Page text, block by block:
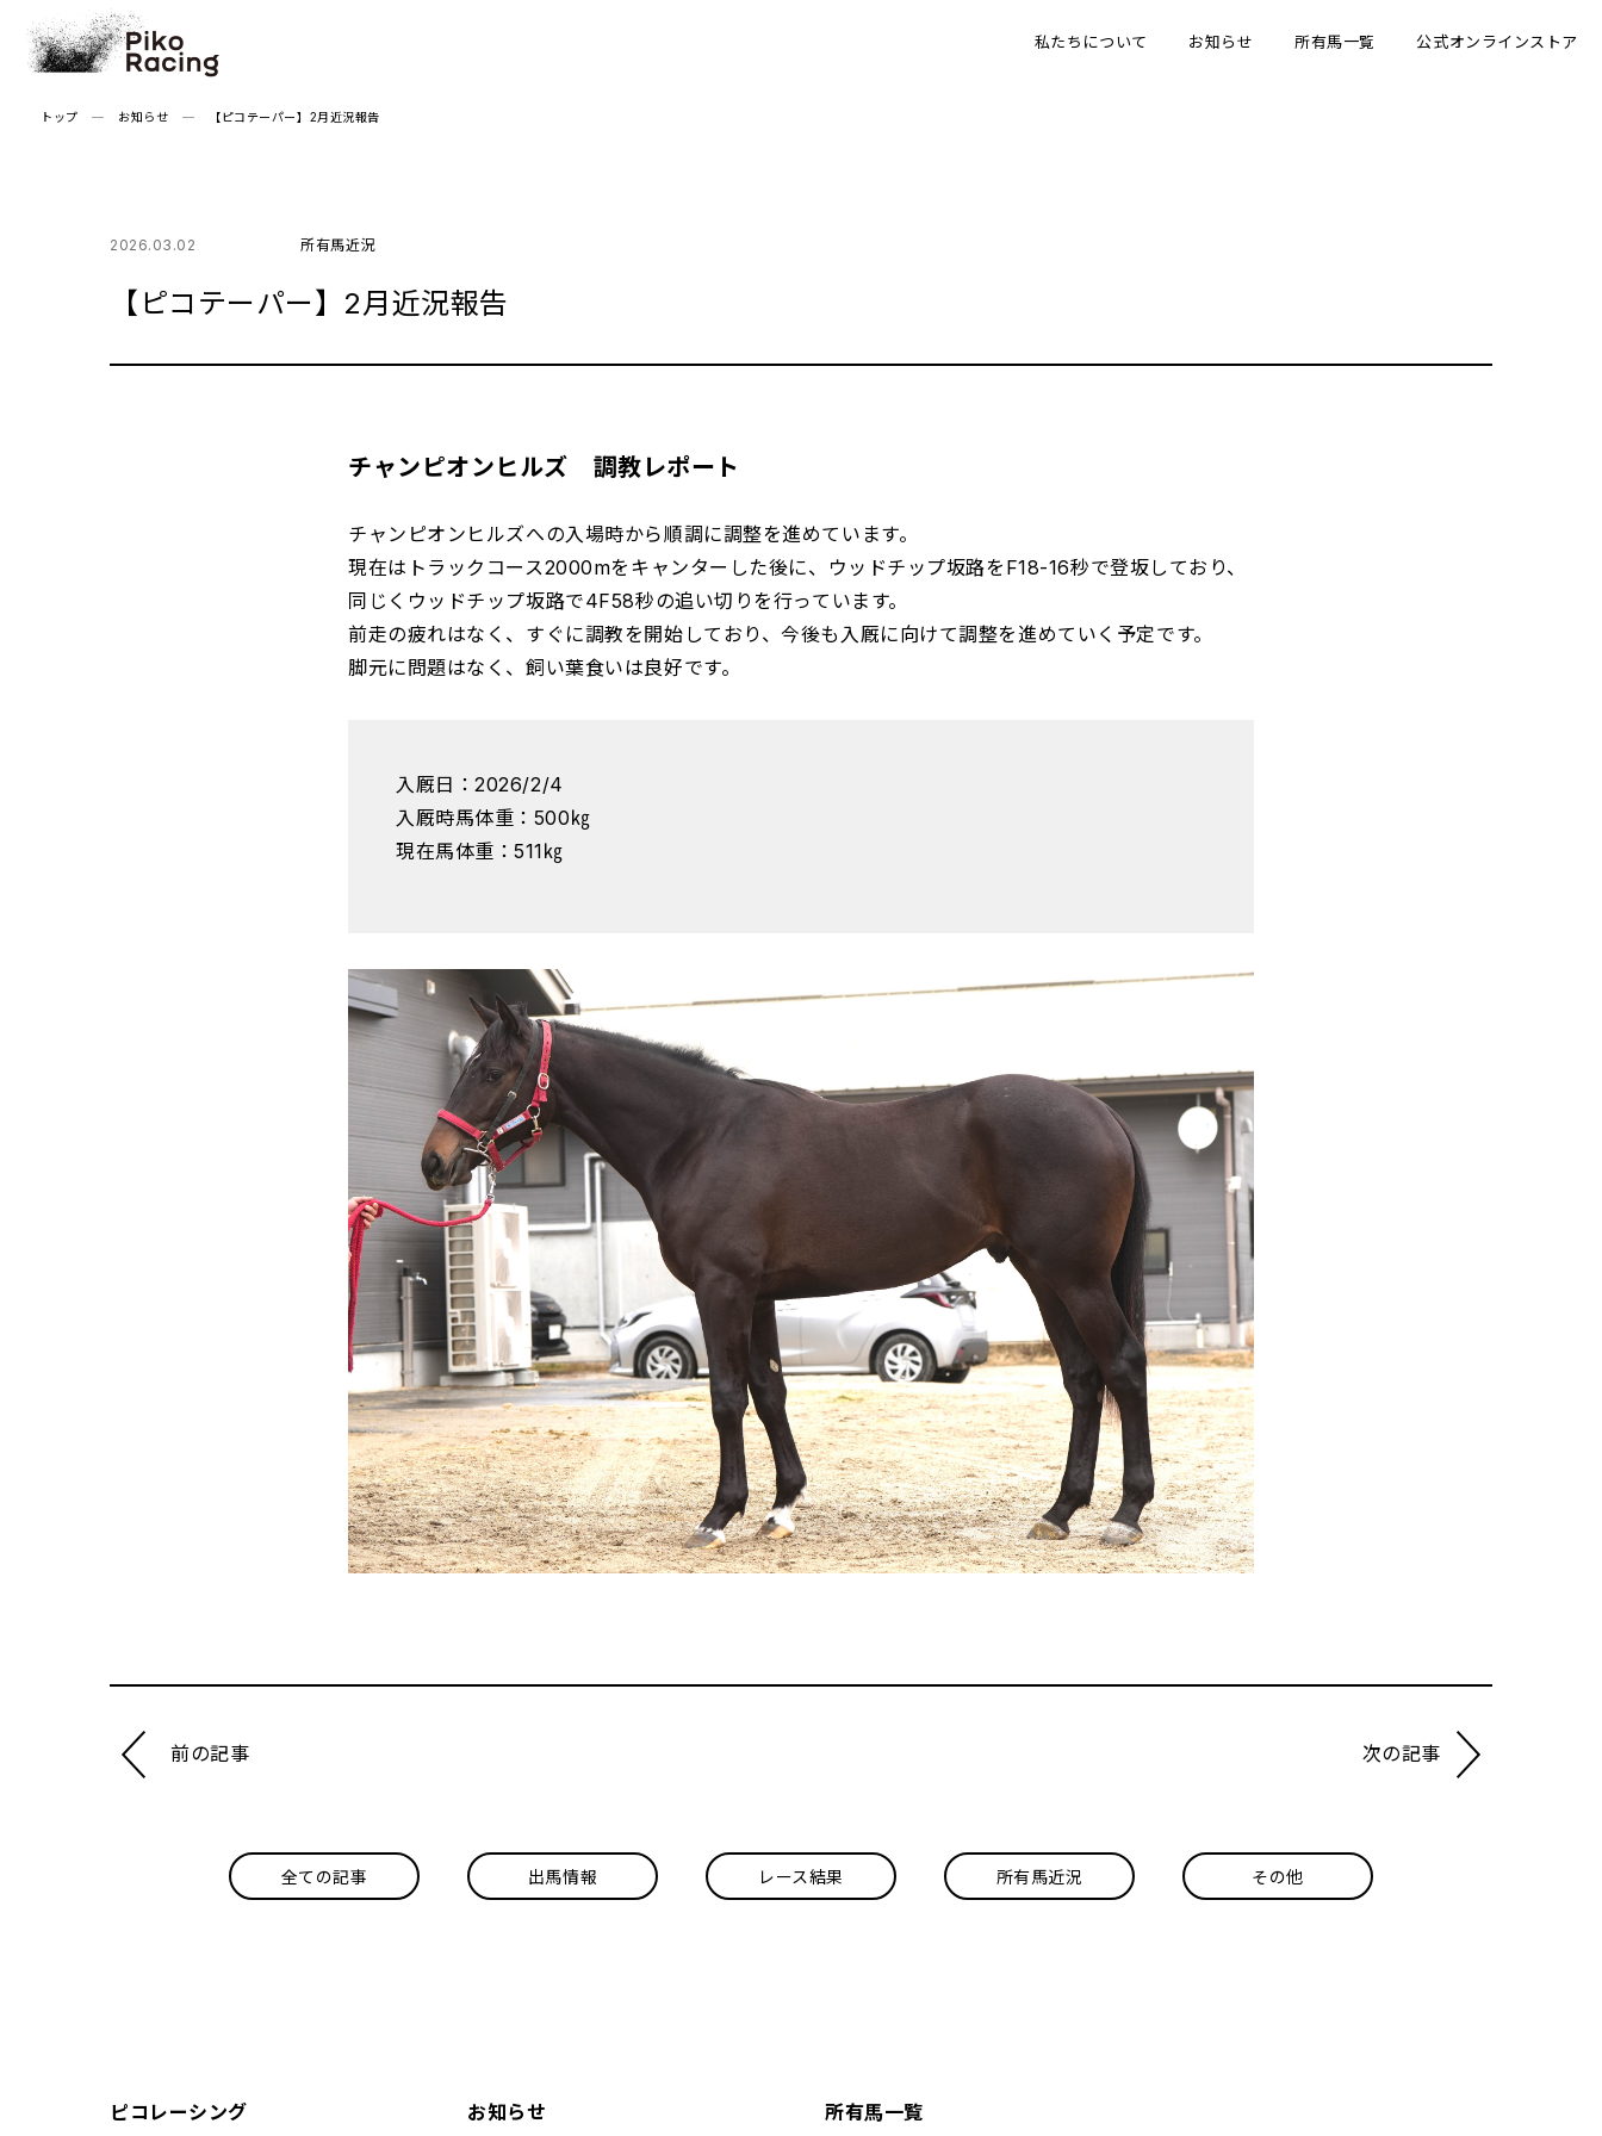
私たちについて お知らせ 所有馬一覧 公式オンラインストア
トップ お知らせ 【ピコテーパー】2月近況報告
2026.03.02 所有馬近況
【ピコテーパー】2月近況報告
チャンピオンヒルズ 調教レポート
チャンピオンヒルズへの入場時から順調に調整を進めています。
現在はトラックコース2000mをキャンターした後に、ウッドチップ坂路をF18-16秒で登坂しており、
同じくウッドチップ坂路で4F58秒の追い切りを行っています。
前走の疲れはなく、すぐに調教を開始しており、今後も入厩に向けて調整を進めていく予定です。
脚元に問題はなく、飼い葉食いは良好です。
入厩日：2026/2/4
入厩時馬体重：500㎏
現在馬体重：511㎏
前の記事 次の記事
全ての記事 出馬情報 レース結果 所有馬近況 その他
ピコレーシング お知らせ 所有馬一覧